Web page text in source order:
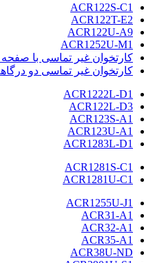
ACR122S-C1
ACR122T-E2
ACR122U-A9
ACR1252U-M1
کارتخوان غیر تماسی با
کارتخوان غیر تماسی دو
ACR1222L-D1
ACR122L-D3
ACR123S-A1
ACR123U-A1
ACR1283L-D1
ACR1281S-C1
ACR1281U-C1
ACR1255U-J1
ACR31-A1
ACR32-A1
ACR35-A1
ACR38U-ND